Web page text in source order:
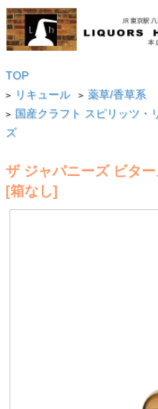
TOP
> リキュール > 薬草/香草系
> 国産クラフト スピリッツ・
ズ
ザ ジャパニーズ ビタ
[箱なし]